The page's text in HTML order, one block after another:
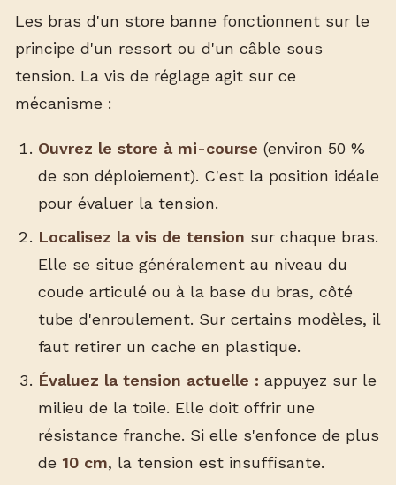
Les bras d'un store banne fonctionnent sur le
principe d'un ressort ou d'un câble sous
tension. La vis de réglage agit sur ce
mécanisme :
Ouvrez le store à mi-course (environ 50 %
de son déploiement). C'est la position idéale
pour évaluer la tension.
Localisez la vis de tension sur chaque bras.
Elle se situe généralement au niveau du
coude articulé ou à la base du bras, côté
tube d'enroulement. Sur certains modèles, il
faut retirer un cache en plastique.
Évaluez la tension actuelle : appuyez sur le
milieu de la toile. Elle doit offrir une
résistance franche. Si elle s'enfonce de plus
de 10 cm, la tension est insuffisante.